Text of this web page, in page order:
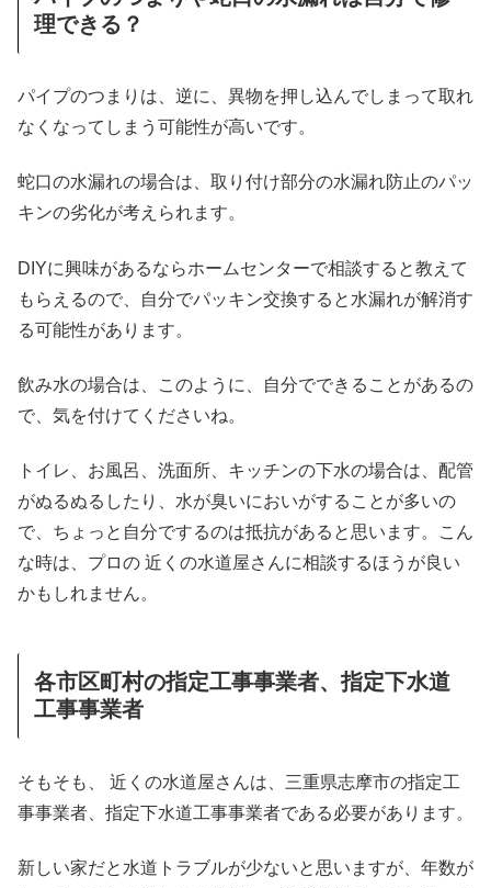
理できる？
パイプのつまりは、逆に、異物を押し込んでしまって取れ
なくなってしまう可能性が高いです。
蛇口の水漏れの場合は、取り付け部分の水漏れ防止のパッ
キンの劣化が考えられます。
DIYに興味があるならホームセンターで相談すると教えて
もらえるので、自分でパッキン交換すると水漏れが解消す
る可能性があります。
飲み水の場合は、このように、自分でできることがあるの
で、気を付けてくださいね。
トイレ、お風呂、洗面所、キッチンの下水の場合は、配管
がぬるぬるしたり、水が臭いにおいがすることが多いの
で、ちょっと自分でするのは抵抗があると思います。こん
な時は、プロの 近くの水道屋さんに相談するほうが良い
かもしれません。
各市区町村の指定工事事業者、指定下水道
工事事業者
そもそも、 近くの水道屋さんは、三重県志摩市の指定工
事事業者、指定下水道工事事業者である必要があります。
新しい家だと水道トラブルが少ないと思いますが、年数が